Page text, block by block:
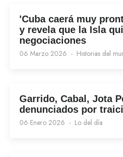
'Cuba caerá muy
y revela que la Isla
negociaciones
06 Marzo 2026 Historias del
Garrido, Cabal, Jota
denunciados por
06 Enero 2026 Lo del día